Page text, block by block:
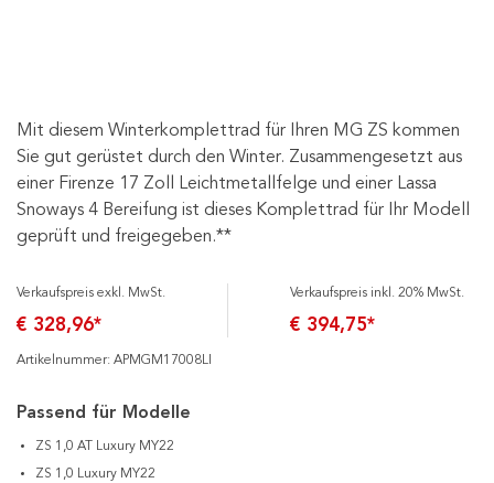
Mit diesem Winterkomplettrad für Ihren MG ZS kommen
Sie gut gerüstet durch den Winter. Zusammengesetzt aus
einer Firenze 17 Zoll Leichtmetallfelge und einer Lassa
Snoways 4 Bereifung ist dieses Komplettrad für Ihr Modell
geprüft und freigegeben.**
Verkaufspreis exkl. MwSt.
€ 328,96*
Verkaufspreis inkl. 20% MwSt.
€ 394,75*
Artikelnummer: APMGM17008LI
Passend für Modelle
ZS 1,0 AT Luxury MY22
ZS 1,0 Luxury MY22